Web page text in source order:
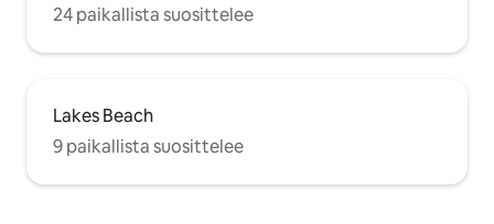
24 paikallista suosittelee
Lakes Beach
9 paikallista suosittelee